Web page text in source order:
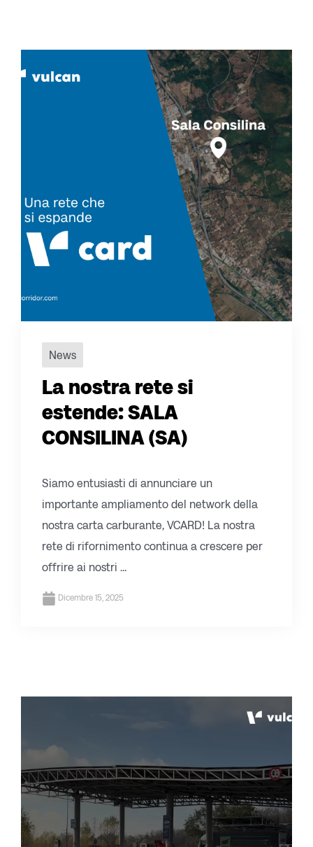
News
La nostra rete si
estende: SALA
CONSILINA (SA)
Siamo entusiasti di annunciare un
importante ampliamento del network della
nostra carta carburante, VCARD! La nostra
rete di rifornimento continua a crescere per
offrire ai nostri ...
Dicembre 15, 2025